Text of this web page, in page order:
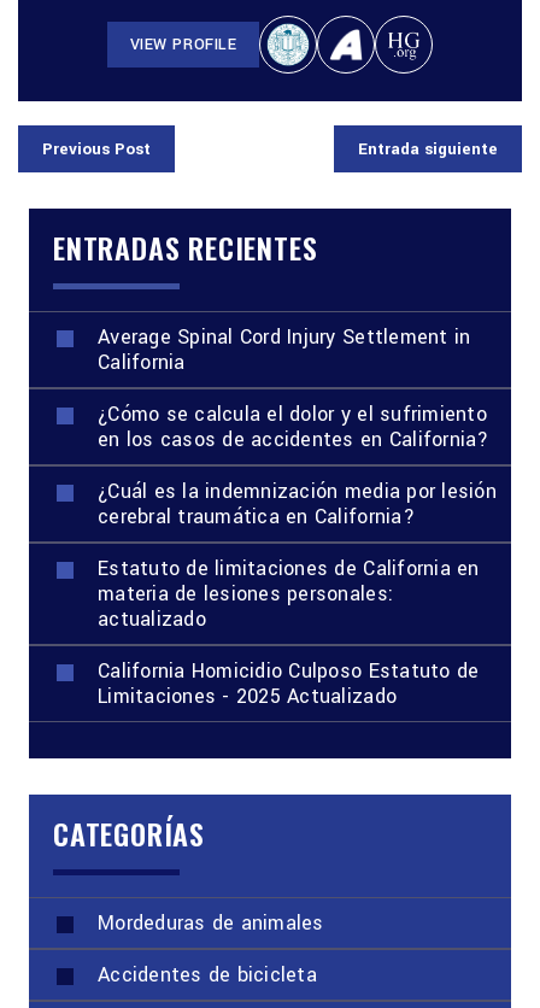
VIEW PROFILE
Previous Post Entrada siguiente
ENTRADAS RECIENTES
Average Spinal Cord Injury Settlement in
California
¿Cómo se calcula el dolor y el sufrimiento
en los casos de accidentes en California?
¿Cuál es la indemnización media por lesión
cerebral traumática en California?
Estatuto de limitaciones de California en
materia de lesiones personales:
actualizado
California Homicidio Culposo Estatuto de
Limitaciones - 2025 Actualizado
CATEGORÍAS
Mordeduras de animales
Accidentes de bicicleta